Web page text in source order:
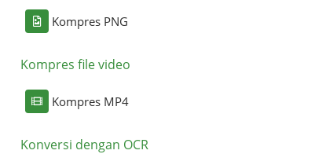
Kompres PNG
Kompres file video
Kompres MP4
Konversi dengan OCR